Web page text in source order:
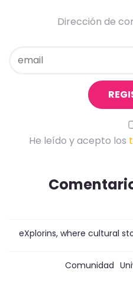
Dirección de
He leído y acepto los
eXplorins, where cultural
Comunidad